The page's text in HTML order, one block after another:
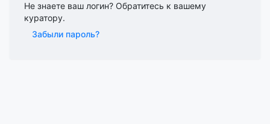
Не знаете ваш логин? Обратитесь к вашему
куратору.
Забыли пароль?